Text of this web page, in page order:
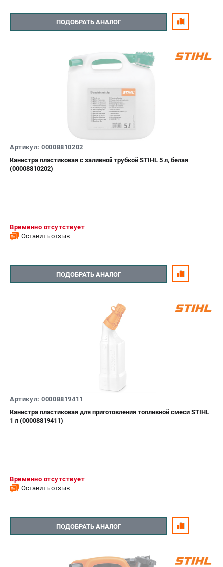
ПОДОБРАТЬ АНАЛОГ
Артикул: 00008810202
Канистра пластиковая с заливной трубкой STIHL 5 л, белая
(00008810202)
Временно отсутствует
Оставить отзыв
ПОДОБРАТЬ АНАЛОГ
Артикул: 00008819411
Канистра пластиковая для приготовления топливной смеси STIHL
1 л (00008819411)
Временно отсутствует
Оставить отзыв
ПОДОБРАТЬ АНАЛОГ